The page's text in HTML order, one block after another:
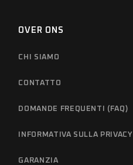
OVER ONS
CHI SIAMO
CONTATTO
DOMANDE FREQUENTI (FAQ)
INFORMATIVA SULLA PRIVACY
GARANZIA